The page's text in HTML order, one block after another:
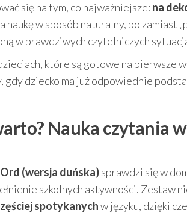
się na tym, co najważniejsze: na
naukę w sposób naturalny, bo zamiast
w prawdziwych czytelniczych
które są gotowe na pierwsze
gdy dziecko ma już odpowiednie
Nauka czytania
(wersja duńska)sprawdzi się w
szkolnych aktywności. Zestaw
spotykanychw języku, dzięki